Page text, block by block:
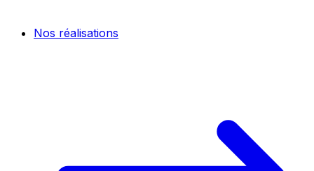
Nos réalisations